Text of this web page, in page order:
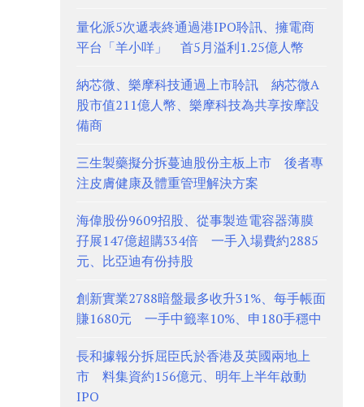
量化派5次遞表終通過港IPO聆訊、擁電商
平台「羊小咩」 首5月溢利1.25億人幣
納芯微、樂摩科技通過上市聆訊 納芯微A
股市值211億人幣、樂摩科技為共享按摩設
備商
三生製藥擬分拆蔓迪股份主板上市 後者專
注皮膚健康及體重管理解決方案
海偉股份9609招股、從事製造電容器薄膜
孖展147億超購334倍 一手入場費約2885
元、比亞迪有份持股
創新實業2788暗盤最多收升31%、每手帳面
賺1680元 一手中籤率10%、申180手穩中
長和據報分拆屈臣氏於香港及英國兩地上
市 料集資約156億元、明年上半年啟動
IPO